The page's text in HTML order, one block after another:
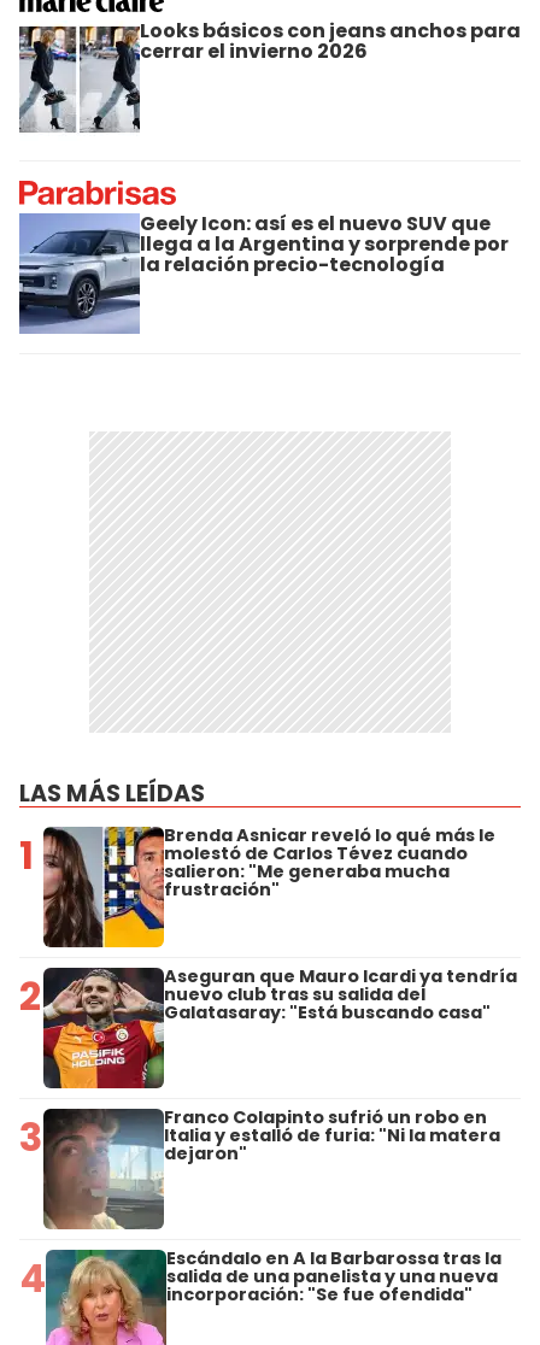
Looks básicos con jeans anchos para
cerrar el invierno 2026
Geely Icon: así es el nuevo SUV que
llega a la Argentina y sorprende por
la relación precio-tecnología
LAS MÁS LEÍDAS
1 Brenda Asnicar reveló lo qué más le
molestó de Carlos Tévez cuando
salieron: "Me generaba mucha
frustración"
2 Aseguran que Mauro Icardi ya tendría
nuevo club tras su salida del
Galatasaray: "Está buscando casa"
3 Franco Colapinto sufrió un robo en
Italia y estalló de furia: "Ni la matera
dejaron"
4 Escándalo en A la Barbarossa tras la
salida de una panelista y una nueva
incorporación: "Se fue ofendida"